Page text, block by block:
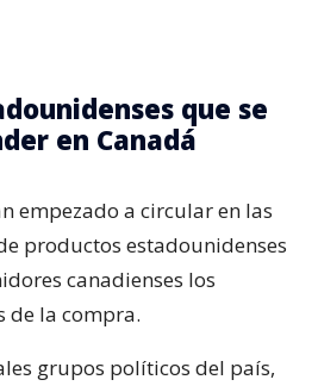
que se
en Canadá
empezado a circular en las
productos estadounidenses
canadienses los
de la compra.
grupos políticos del país,